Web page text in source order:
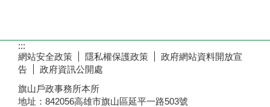
:::
網站安全政策
隱私權保護政策
政府網站資料開放宣
告
政府資訊公開處
旗山戶政事務所本所
地址：842056高雄市旗山區延平一路503號